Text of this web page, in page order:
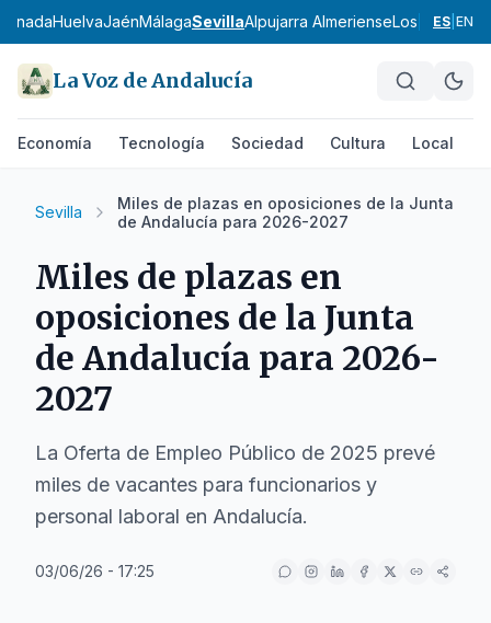
HuelvaJaénMálagaSevillaAlpujarra AlmerienseLos Vélez
ES EN
La Voz de Andalucía
Economía Tecnología Sociedad Cultura Local
Sevilla
Miles de plazas en oposiciones de la Junta
de Andalucía para 2026-2027
Miles de plazas en
oposiciones de la Junta
de Andalucía para 2026-
2027
La Oferta de Empleo Público de 2025 prevé
miles de vacantes para funcionarios y
personal laboral en Andalucía.
03/06/26 - 17:25